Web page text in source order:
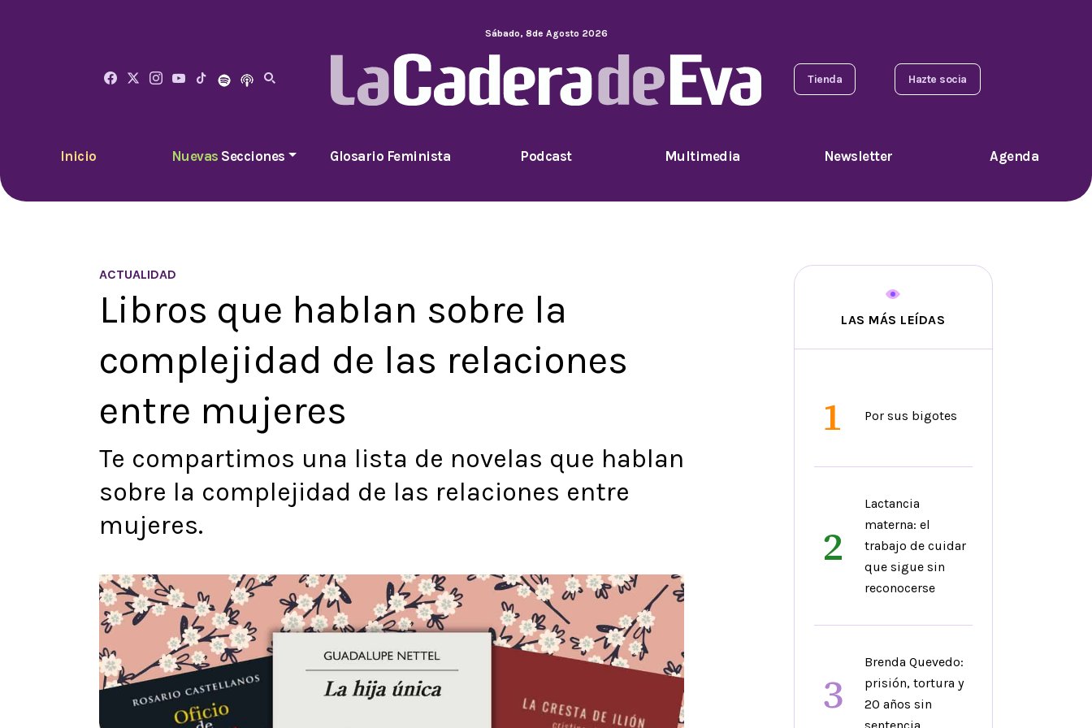
Sábado, 8de Agosto 2026
Tienda Hazte socia
Inicio Nuevas Secciones Glosario Feminista Podcast Multimedia Newsletter Agenda
ACTUALIDAD
Libros que hablan sobre la
complejidad de las relaciones
entre mujeres
Te compartimos una lista de novelas que hablan
sobre la complejidad de las relaciones entre
mujeres.
LAS MÁS LEÍDAS
1 Por sus bigotes
2
Lactancia
materna: el
trabajo de cuidar
que sigue sin
reconocerse
3
Brenda Quevedo:
prisión, tortura y
20 años sin